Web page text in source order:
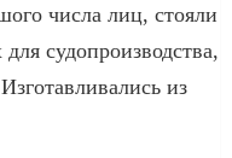
числа лиц, стояли
судопроизводства,
из